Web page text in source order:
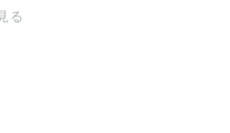
る